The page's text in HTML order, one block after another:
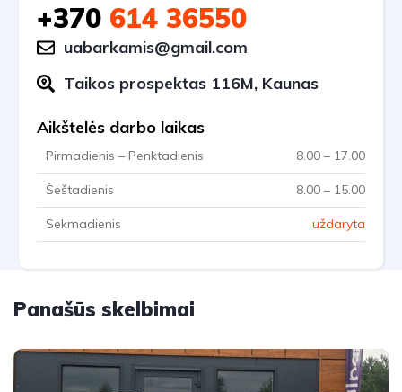
+370 614 36550
uabarkamis@gmail.com
Taikos prospektas 116M, Kaunas
Aikštelės darbo laikas
Pirmadienis – Penktadienis 8.00 – 17.00
Šeštadienis 8.00 – 15.00
Sekmadienis uždaryta
Panašūs skelbimai